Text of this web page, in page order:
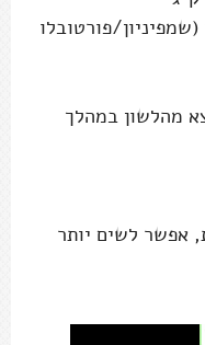
(שמפיניון/פורטובלו
מהלשון במהלך
אפשר לשים יותר